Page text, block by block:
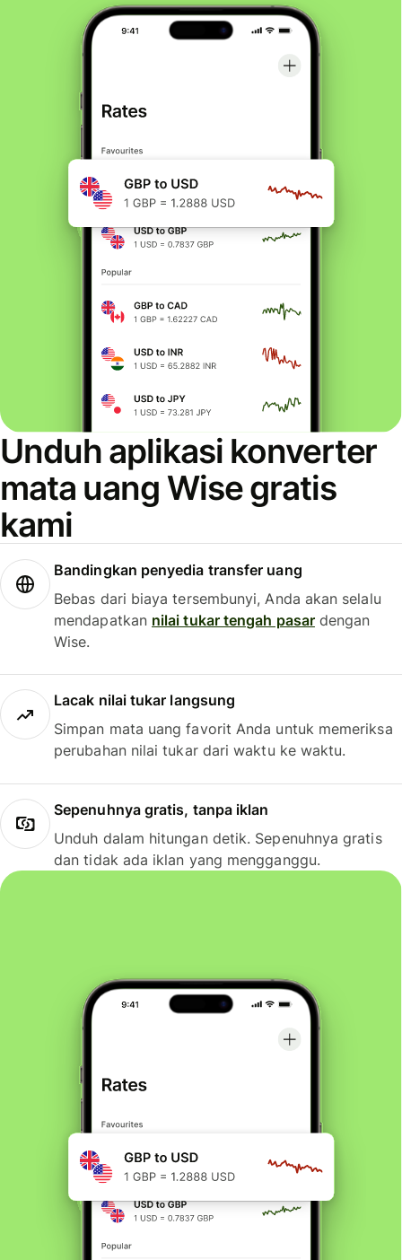
Unduh aplikasi konverter
mata uang Wise gratis
kami
Bandingkan penyedia transfer uang
Bebas dari biaya tersembunyi, Anda akan selalu
mendapatkan nilai tukar tengah pasardengan
Wise.
Lacak nilai tukar langsung
Simpan mata uang favorit Anda untuk memeriksa
perubahan nilai tukar dari waktu ke waktu.
Sepenuhnya gratis, tanpa iklan
Unduh dalam hitungan detik. Sepenuhnya gratis
dan tidak ada iklan yang mengganggu.